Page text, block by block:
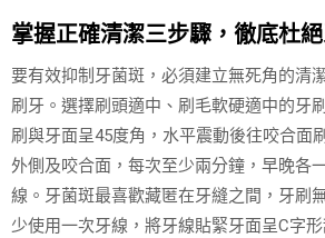
掌握正確清潔三步驟，徹底杜
要有效抑制牙菌斑，必須建立無死角的清
刷牙。選擇刷頭適中、刷毛軟硬適中的牙
刷與牙面呈45度角，水平震動後往咬合面
外側及咬合面，每次至少兩分鐘，早晚各
線。牙菌斑最喜歡藏匿在牙縫之間，牙刷
少使用一次牙線，將牙線貼緊牙面呈C字